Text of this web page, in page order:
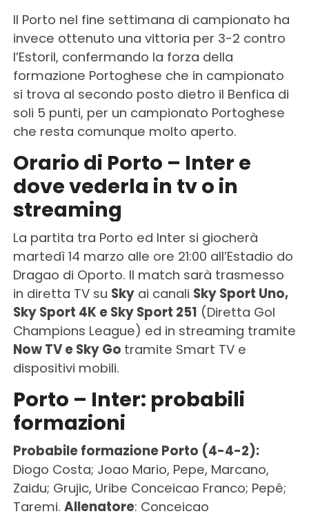
Il Porto nel fine settimana di campionato ha
invece ottenuto una vittoria per 3-2 contro
l’Estoril, confermando la forza della
formazione Portoghese che in campionato
si trova al secondo posto dietro il Benfica di
soli 5 punti, per un campionato Portoghese
che resta comunque molto aperto.
Orario di Porto – Inter e
dove vederla in tv o in
streaming
La partita tra Porto ed Inter si giocherà
martedì 14 marzo alle ore 21:00 all’Estadio do
Dragao di Oporto. Il match sarà trasmesso
in diretta TV su Skyai canali Sky Sport Uno,
Sky Sport 4K e Sky Sport 251 (Diretta Gol
Champions League) ed in streaming tramite
Now TV e Sky Go tramite Smart TV e
dispositivi mobili.
Porto – Inter: probabili
formazioni
Probabile formazione Porto (4-4-2):
Diogo Costa; Joao Mario, Pepe, Marcano,
Zaidu; Grujic, Uribe Conceicao Franco; Pepê;
Taremi. Allenatore: Conceicao